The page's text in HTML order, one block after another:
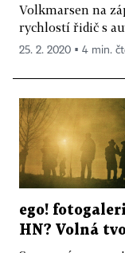
Volkmarsen na
rychlostí řidič s
25. 2. 2020 ▪ 4 min.
ego!
HN? Volná